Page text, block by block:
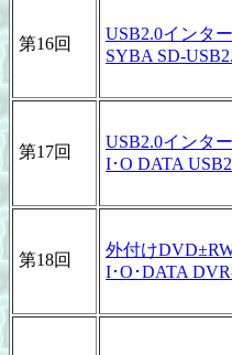
第16回
USB2.0インタ
SYBA SD-
第17回
USB2.0インタ
I･O DATA
第18回
外付け
I･O･DATA